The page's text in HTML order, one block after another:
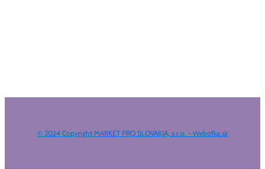
© 2024 Copyright MARKET PRO SLOVAKIA, s.r.o. - Webofka.sk